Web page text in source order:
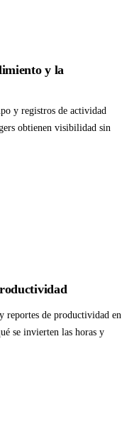
y la
y registros de actividad
obtienen visibilidad sin
reportes de productividad en
se invierten las horas y